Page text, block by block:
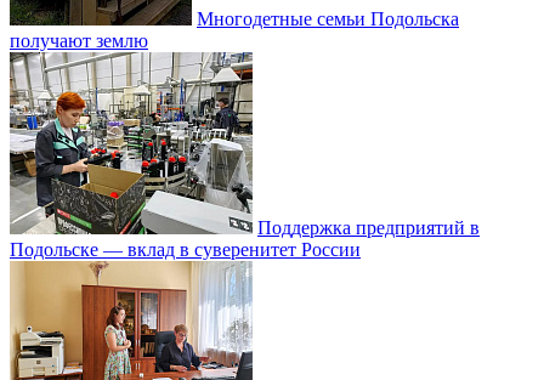
Многодетные семьи Подольска
получают землю
Поддержка предприятий в
Подольске — вклад в суверенитет России